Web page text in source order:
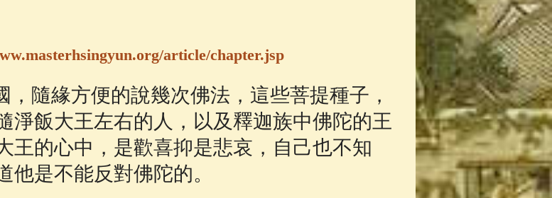
article/chapter.jsp
隨緣方便的說幾次佛法，這些菩提種子，
淨飯大王左右的人，以及釋迦族中佛陀的王
王的心中，是歡喜抑是悲哀，自己也不知
是不能反對佛陀的。